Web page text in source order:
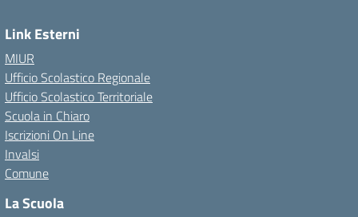
Link Esterni
MIUR
Ufficio Scolastico Regionale
Ufficio Scolastico Territoriale
Scuola in Chiaro
Iscrizioni On Line
Invalsi
Comune
La Scuola